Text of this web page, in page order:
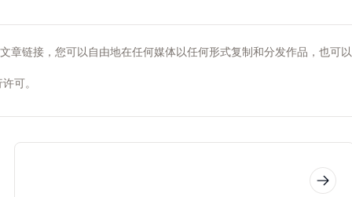
链接，您可以自由地在任何媒体以任何形式复制和分发作品，也可以
可。